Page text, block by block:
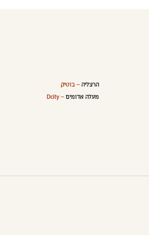
הרצליה– בוטיק
מעלה אדומים – Dcity